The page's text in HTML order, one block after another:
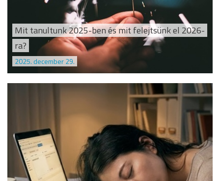
Mit tanultunk 2025-ben és mit felejtsünk el 2026-
ra?
2025. december 29.